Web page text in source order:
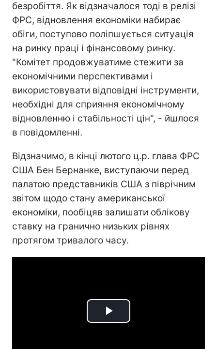
безробіття. Як відзначалося тоді в релізі
ФРС, відновлення економіки набирає
обіги, поступово поліпшується ситуація
на ринку праці і фінансовому ринку.
"Комітет продовжуватиме стежити за
економічними перспективами і
використовувати відповідні інструменти,
необхідні для сприяння економічному
відновленню і стабільності цін", - йшлося
в повідомленні.
Відзначимо, в кінці лютого ц.р. глава ФРС
США Бен Бернанке, виступаючи перед
палатою представників США з піврічним
звітом щодо стану американської
економіки, пообіцяв залишати облікову
ставку на гранично низьких рівнях
протягом тривалого часу.
Play